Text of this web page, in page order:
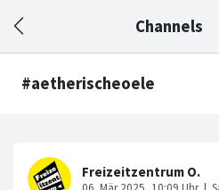
Channels
#aetherischeoele